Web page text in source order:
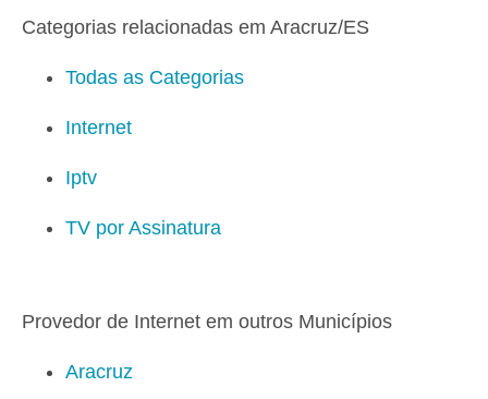
Categorias relacionadas em Aracruz/ES
Todas as Categorias
Internet
Iptv
TV por Assinatura
Provedor de Internet em outros Municípios
Aracruz